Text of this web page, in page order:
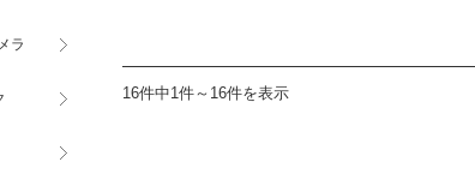
16件中1件～16件を表示
ラ